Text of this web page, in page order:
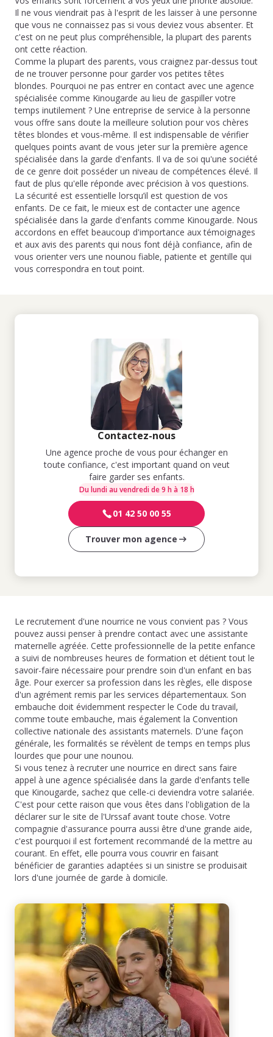
Il ne vous viendrait pas à l'esprit de les laisser à une personne
que vous ne connaissez pas si vous deviez vous absenter. Et
c'est on ne peut plus compréhensible, la plupart des parents
ont cette réaction.
Comme la plupart des parents, vous craignez par-dessus tout
de ne trouver personne pour garder vos petites têtes
blondes. Pourquoi ne pas entrer en contact avec une agence
spécialisée comme Kinougarde au lieu de gaspiller votre
temps inutilement ? Une entreprise de service à la personne
vous offre sans doute la meilleure solution pour vos chères
têtes blondes et vous-même. Il est indispensable de vérifier
quelques points avant de vous jeter sur la première agence
spécialisée dans la garde d'enfants. Il va de soi qu'une société
de ce genre doit posséder un niveau de compétences élevé. Il
faut de plus qu'elle réponde avec précision à vos questions.
La sécurité est essentielle lorsqu’il est question de vos
enfants. De ce fait, le mieux est de contacter une agence
spécialisée dans la garde d'enfants comme Kinougarde. Nous
accordons en effet beaucoup d'importance aux témoignages
et aux avis des parents qui nous font déjà confiance, afin de
vous orienter vers une nounou fiable, patiente et gentille qui
vous correspondra en tout point.
Contactez-nous
Une agence proche de vous pour échanger en
toute confiance, c'est important quand on veut
faire garder ses enfants.
Du lundi au vendredi de 9 h à 18 h
01 42 50 00 55
Trouver mon agence
Le recrutement d'une nourrice ne vous convient pas ? Vous
pouvez aussi penser à prendre contact avec une assistante
maternelle agréée. Cette professionnelle de la petite enfance
a suivi de nombreuses heures de formation et détient tout le
savoir-faire nécessaire pour prendre soin d'un enfant en bas
âge. Pour exercer sa profession dans les règles, elle dispose
d'un agrément remis par les services départementaux. Son
embauche doit évidemment respecter le Code du travail,
comme toute embauche, mais également la Convention
collective nationale des assistants maternels. D'une façon
générale, les formalités se révèlent de temps en temps plus
lourdes que pour une nounou.
Si vous tenez à recruter une nourrice en direct sans faire
appel à une agence spécialisée dans la garde d'enfants telle
que Kinougarde, sachez que celle-ci deviendra votre salariée.
C'est pour cette raison que vous êtes dans l'obligation de la
déclarer sur le site de l'Urssaf avant toute chose. Votre
compagnie d'assurance pourra aussi être d'une grande aide,
c'est pourquoi il est fortement recommandé de la mettre au
courant. En effet, elle pourra vous couvrir en faisant
bénéficier de garanties adaptées si un sinistre se produisait
lors d'une journée de garde à domicile.